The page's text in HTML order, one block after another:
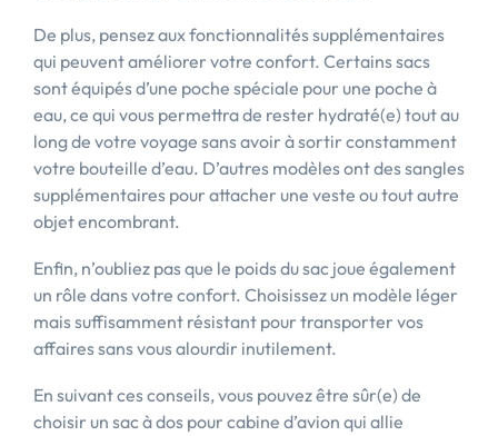
De plus, pensez aux fonctionnalités supplémentaires
qui peuvent améliorer votre confort. Certains sacs
sont équipés d’une poche spéciale pour une poche à
eau, ce qui vous permettra de rester hydraté(e) tout au
long de votre voyage sans avoir à sortir constamment
votre bouteille d’eau. D’autres modèles ont des sangles
supplémentaires pour attacher une veste ou tout autre
objet encombrant.
Enfin, n’oubliez pas que le poids du sac joue également
un rôle dans votre confort. Choisissez un modèle léger
mais suffisamment résistant pour transporter vos
affaires sans vous alourdir inutilement.
En suivant ces conseils, vous pouvez être sûr(e) de
choisir un sac à dos pour cabine d’avion qui allie